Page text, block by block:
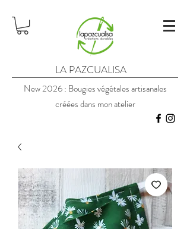
LA PAZCUALISA
New 2026 : Bougies végétales artisanales
créées dans mon atelier